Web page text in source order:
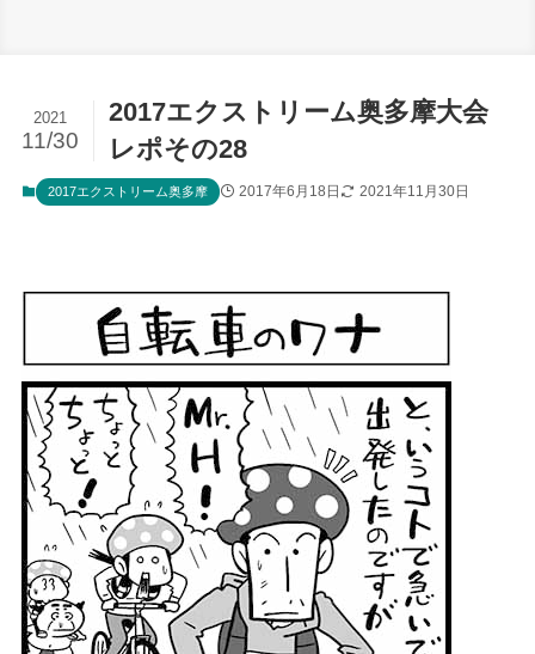
2017エクストリーム奥多摩大会
レポその28
2021
11/30
2017エクストリーム奥多摩 2017年6月18日 2021年11月30日